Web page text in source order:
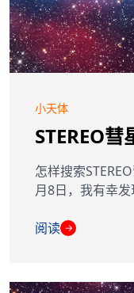
小天体
STEREO彗
怎样搜索
月8日，我有幸
阅读 →